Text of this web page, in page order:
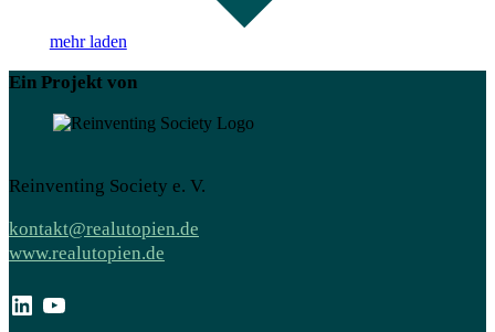
mehr laden
Ein Projekt von
Reinventing Society e. V.
kontakt@realutopien.de
www.realutopien.de
LinkedIn
YouTube